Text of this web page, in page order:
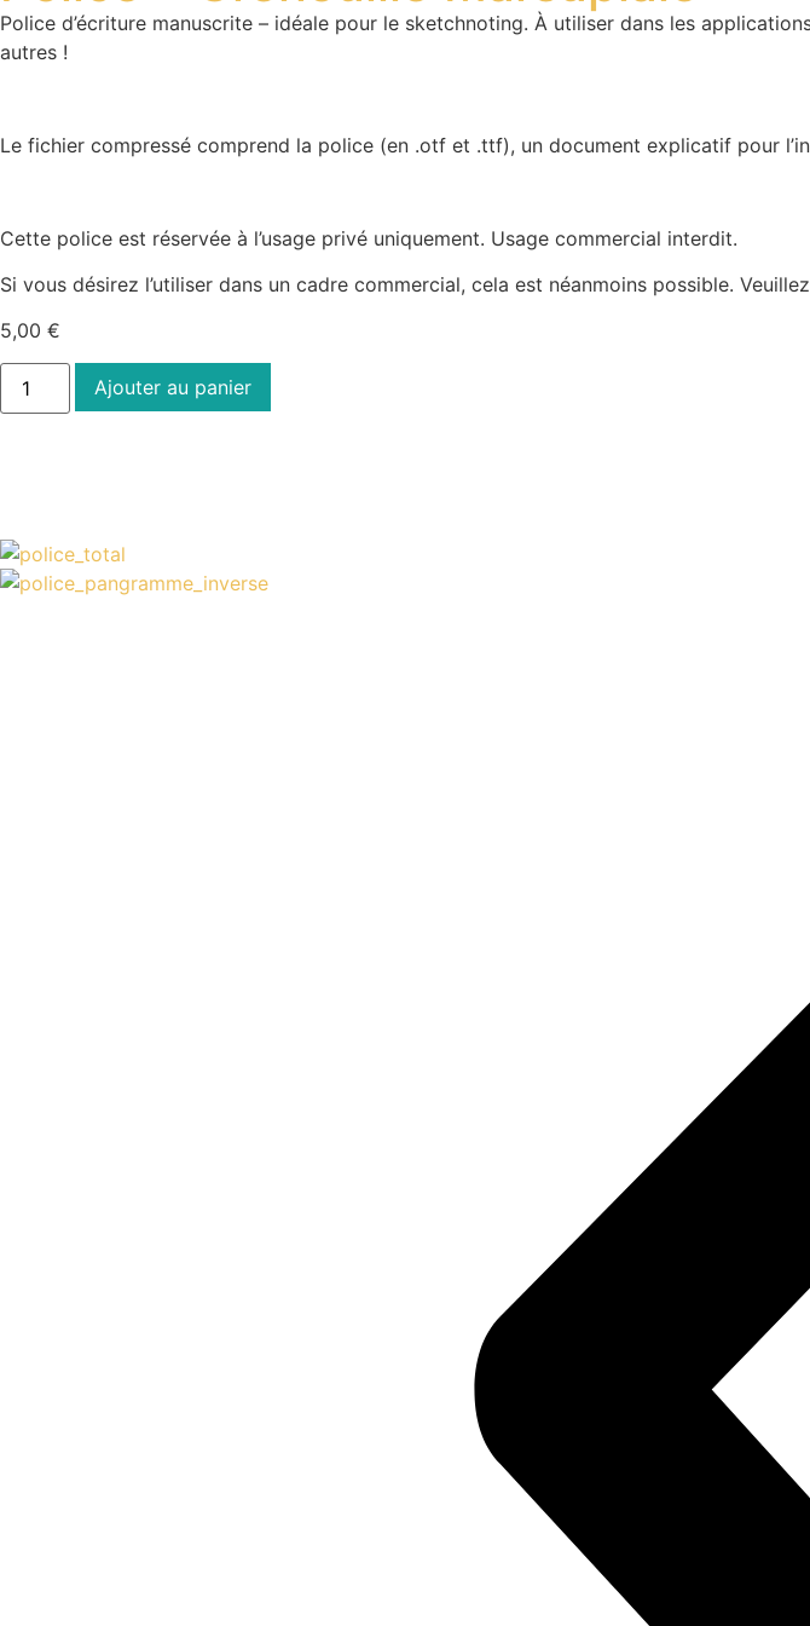
Police d’écriture manuscrite – idéale pour le sketchnoting. À utiliser dans les
autres !
Le fichier compressé comprend la police (en .otf et .ttf), un document explicatif pour
Cette police est réservée à l’usage privé uniquement. Usage commercial interdit.
Si vous désirez l’utiliser dans un cadre commercial, cela est néanmoins possible.
5,00 €
Ajouter au panier